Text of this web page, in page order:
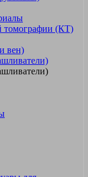
томографии (КТ)
вен)